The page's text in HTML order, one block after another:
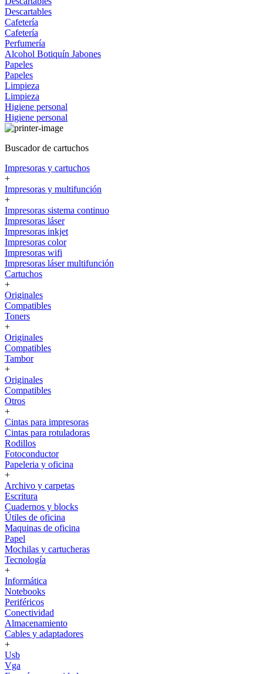
Descartables
Cafetería
Cafetería
Perfumería
Alcohol Botiquín Jabones
Papeles
Papeles
Limpieza
Limpieza
Higiene personal
Higiene personal
Buscador de cartuchos
Impresoras y cartuchos
+
Impresoras y multifunción
+
Impresoras sistema continuo
Impresoras láser
Impresoras inkjet
Impresoras color
Impresoras wifi
Impresoras láser multifunción
Cartuchos
+
Originales
Compatibles
Toners
+
Originales
Compatibles
Tambor
+
Originales
Compatibles
Otros
+
Cintas para impresoras
Cintas para rotuladoras
Rodillos
Fotoconductor
Papeleria y oficina
+
Archivo y carpetas
Escritura
Cuadernos y blocks
Útiles de oficina
Maquinas de oficina
Papel
Mochilas y cartucheras
Tecnología
+
Informática
Notebooks
Periféricos
Conectividad
Almacenamiento
Cables y adaptadores
+
Usb
Vga